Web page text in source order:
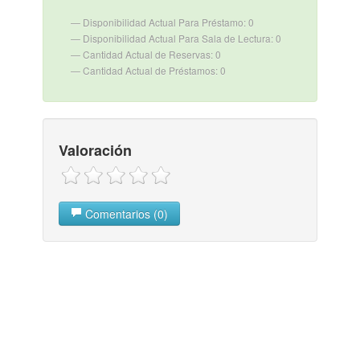
Disponibilidad Actual Para Préstamo: 0
Disponibilidad Actual Para Sala de Lectura: 0
Cantidad Actual de Reservas: 0
Cantidad Actual de Préstamos: 0
Valoración
Comentarios (0)